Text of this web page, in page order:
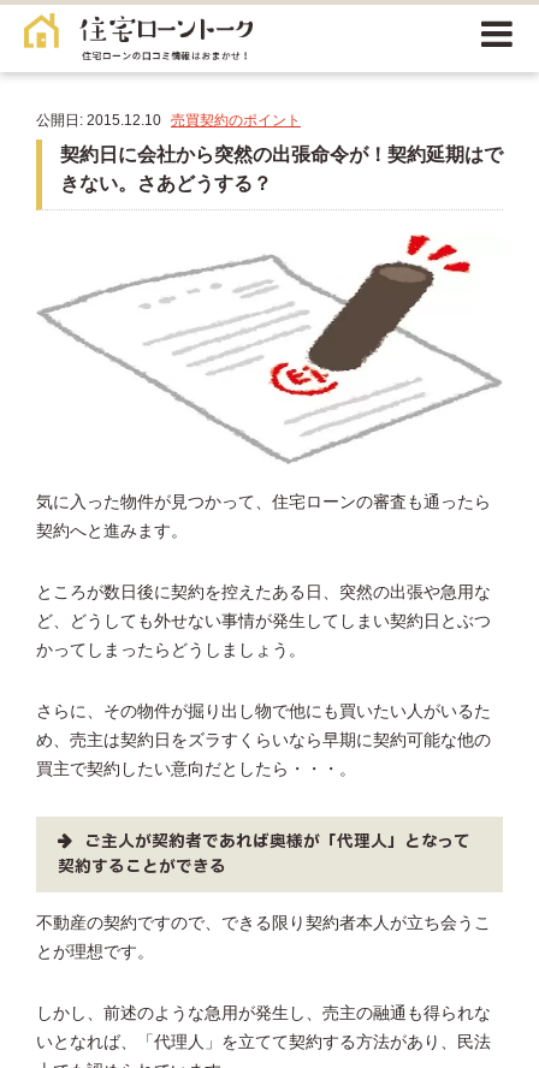
公開日: 2015.12.10 売買契約のポイント
契約日に会社から突然の出張命令が！契約延期はで
きない。さあどうする？
気に入った物件が見つかって、住宅ローンの審査も通ったら
契約へと進みます。
ところが数日後に契約を控えたある日、突然の出張や急用な
ど、どうしても外せない事情が発生してしまい契約日とぶつ
かってしまったらどうしましょう。
さらに、その物件が掘り出し物で他にも買いたい人がいるた
め、売主は契約日をズラすくらいなら早期に契約可能な他の
買主で契約したい意向だとしたら・・・。
ご主人が契約者であれば奥様が「代理人」となって
契約することができる
不動産の契約ですので、できる限り契約者本人が立ち会うこ
とが理想です。
しかし、前述のような急用が発生し、売主の融通も得られな
いとなれば、「代理人」を立てて契約する方法があり、民法